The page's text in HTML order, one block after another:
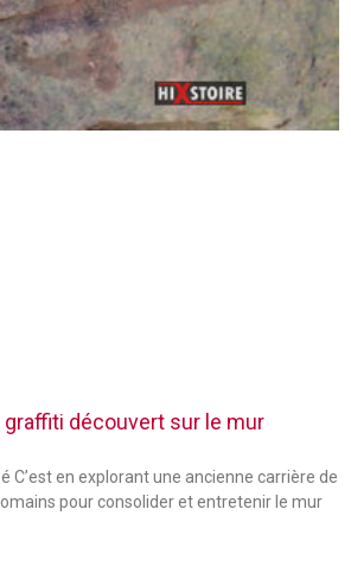
graffiti découvert sur le mur
C’est en explorant une ancienne carrière de
pour consolider et entretenir le mur